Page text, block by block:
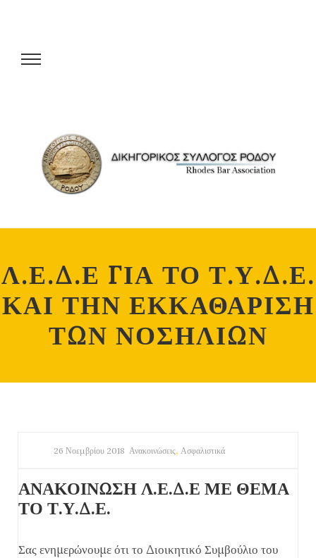
Λ.Ε.Δ.Ε ΓΙΑ ΤΟ Τ.Υ.Δ.Ε.
ΚΑΙ ΤΗΝ ΕΚΚΑΘΑΡΙΣΗ
ΤΩΝ ΝΟΣΗΛΙΩΝ
26 Νοεμβρίου 2018 Ανακοινώσεις, Ασφαλιστικά
ΑΝΑΚΟΙΝΩΣΗ Λ.Ε.Δ.Ε ΜΕ ΘΕΜΑ
ΤΟ Τ.Υ.Δ.Ε.
Σας ενημερώνουμε ότι το Διοικητικό Συμβούλιο του